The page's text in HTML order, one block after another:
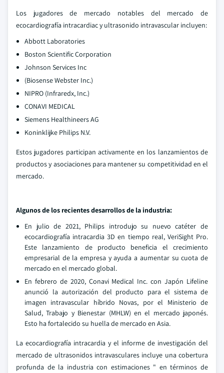
Los jugadores de mercado notables del mercado de
ecocardiografía intracardiac y ultrasonido intravascular incluyen:
Abbott Laboratories
Boston Scientific Corporation
Johnson Services Inc
(Biosense Webster Inc.)
NIPRO (Infraredx, Inc.)
CONAVI MEDICAL
Siemens Healthineers AG
Koninklijke Philips N.V.
Estos jugadores participan activamente en los lanzamientos de
productos y asociaciones para mantener su competitividad en el
mercado.
Algunos de los recientes desarrollos de la industria:
En julio de 2021, Philips introdujo su nuevo catéter de
ecocardiografía intracardia 3D en tiempo real, VeriSight Pro.
Este lanzamiento de producto beneficia el crecimiento
empresarial de la empresa y ayuda a aumentar su cuota de
mercado en el mercado global.
En febrero de 2020, Conavi Medical Inc. con Japón Lifeline
anunció la autorización del producto para el sistema de
imagen intravascular híbrido Novas, por el Ministerio de
Salud, Trabajo y Bienestar (MHLW) en el mercado japonés.
Esto ha fortalecido su huella de mercado en Asia.
La ecocardiografía intracardia y el informe de investigación del
mercado de ultrasonidos intravasculares incluye una cobertura
profunda de la industria con estimaciones " en términos de